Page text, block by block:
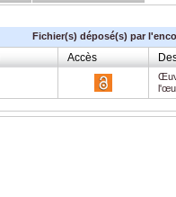
Fichier(s) déposé(s) par
Accès